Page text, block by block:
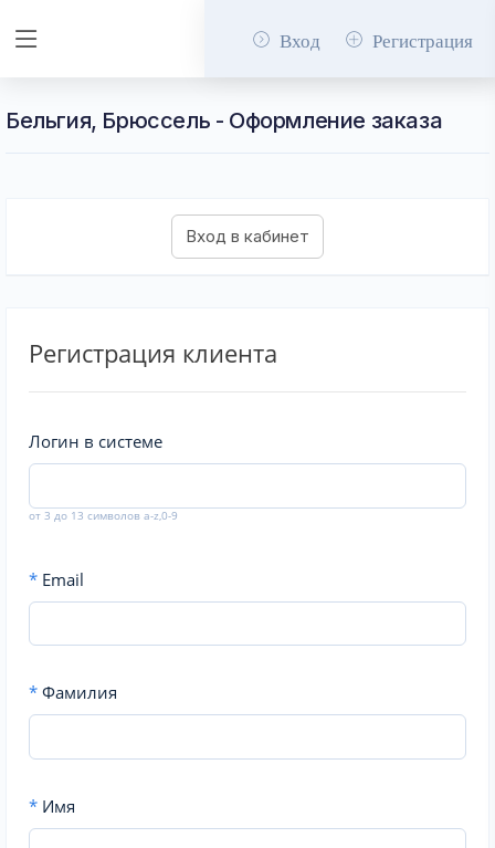
Вход Регистрация
Бельгия, Брюссель - Оформление заказа
Регистрация клиента
Логин в системе
от 3 до 13 символов a-z,0-9
* Email
* Фамилия
* Имя